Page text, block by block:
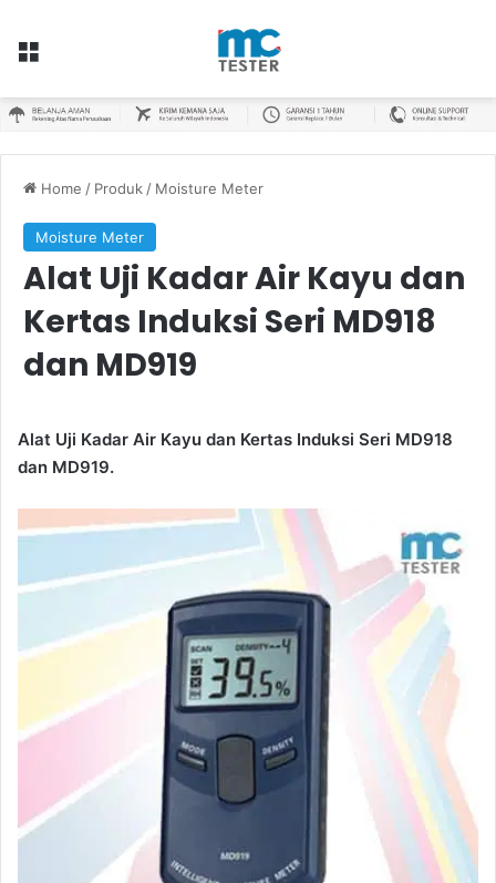
Menu
Home / Produk / Moisture Meter
Moisture Meter
Alat Uji Kadar Air Kayu dan
Kertas Induksi Seri MD918
dan MD919
Alat Uji Kadar Air Kayu dan Kertas Induksi Seri MD918
dan MD919.